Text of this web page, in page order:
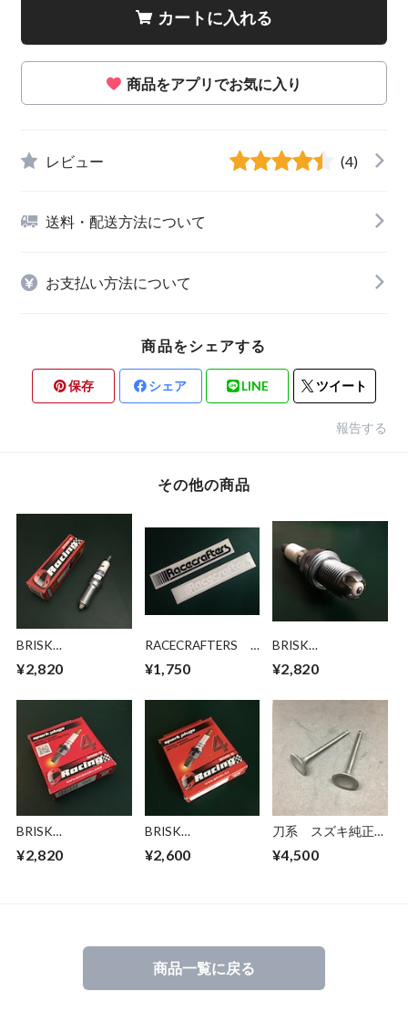
カートに入れる
商品をアプリでお気に入り
レビュー (4)
送料・配送方法について
お支払い方法について
商品をシェアする
保存 シェア LINE ツイート
報告する
その他の商品
BRISK
16テーパー座面）
ーズ スパークプラ
グ（在庫あり、即
納）
¥2,820
RACECRAFTERS
ズ 切り文字 ステ
¥1,750
BRISK
MOR/NAOR/AAOR
ーズ スパークプラ
グ
¥2,820
BRISK
/GR) ブリスク マ
¥2,820
BRISK
OR/GOR/HOR/LOR
¥2,600
刀系 スズキ純正
ブ
¥4,500
商品一覧に戻る